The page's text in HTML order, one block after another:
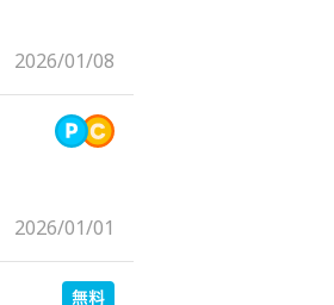
2026/01/08
2026/01/01